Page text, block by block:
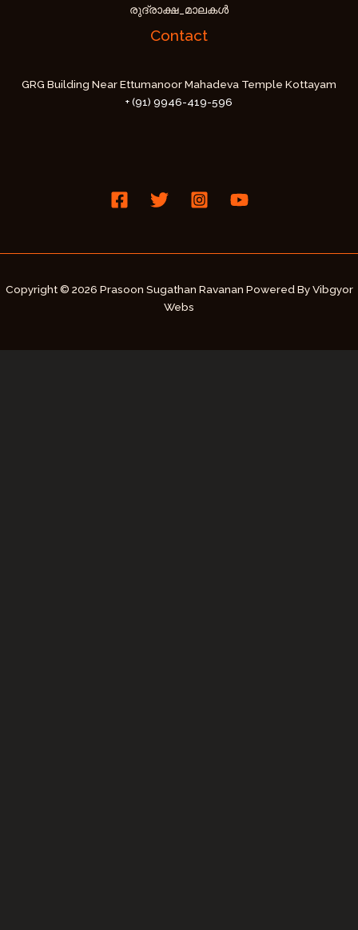
രുദ്രാക്ഷ_മാലകൾ
Contact
GRG Building Near Ettumanoor Mahadeva Temple Kottayam
+ (91) 9946-419-596
Copyright © 2026 Prasoon Sugathan Ravanan Powered By Vibgyor
Webs